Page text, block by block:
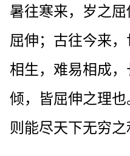
暑往寒来，岁之
屈伸；古往今来
相生，难易相成
倾，皆屈伸之理也
则能尽天下无穷之